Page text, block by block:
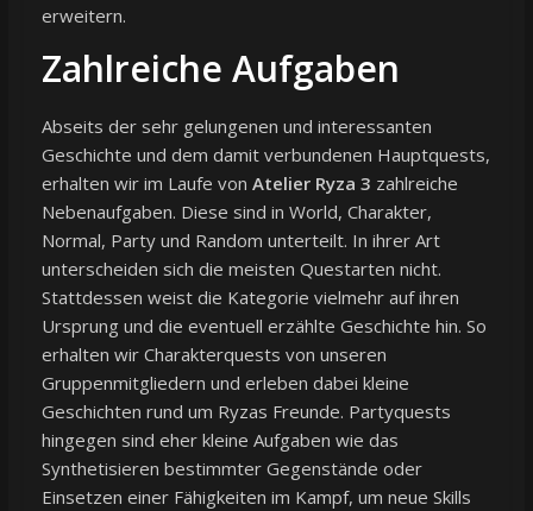
erweitern.
Zahlreiche Aufgaben
Abseits der sehr gelungenen und interessanten
Geschichte und dem damit verbundenen Hauptquests,
erhalten wir im Laufe von Atelier Ryza 3 zahlreiche
Nebenaufgaben. Diese sind in World, Charakter,
Normal, Party und Random unterteilt. In ihrer Art
unterscheiden sich die meisten Questarten nicht.
Stattdessen weist die Kategorie vielmehr auf ihren
Ursprung und die eventuell erzählte Geschichte hin. So
erhalten wir Charakterquests von unseren
Gruppenmitgliedern und erleben dabei kleine
Geschichten rund um Ryzas Freunde. Partyquests
hingegen sind eher kleine Aufgaben wie das
Synthetisieren bestimmter Gegenstände oder
Einsetzen einer Fähigkeiten im Kampf, um neue Skills